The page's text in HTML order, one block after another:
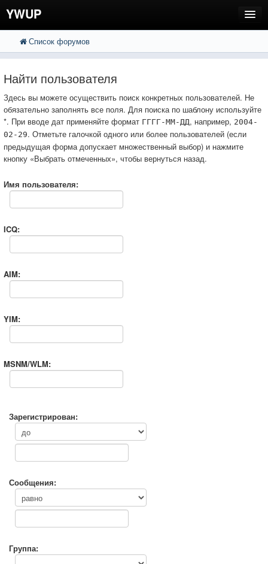
YWUP
FAQ
Вход
Список форумов
Найти пользователя
Здесь вы можете осуществить поиск конкретных пользователей. Не
обязательно заполнять все поля. Для поиска по шаблону используйте
*. При вводе дат применяйте формат ГГГГ-ММ-ДД, например, 2004-
02-29. Отметьте галочкой одного или более пользователей (если
предыдущая форма допускает множественный выбор) и нажмите
кнопку «Выбрать отмеченных», чтобы вернуться назад.
Имя пользователя:
ICQ:
AIM:
YIM:
MSNM/WLM:
Зарегистрирован:
Сообщения:
Группа: